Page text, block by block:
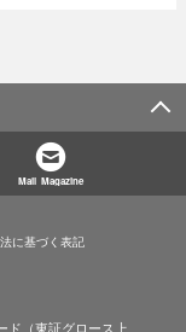
Mail Magazine
に基づく表記
ド（東証グロース上